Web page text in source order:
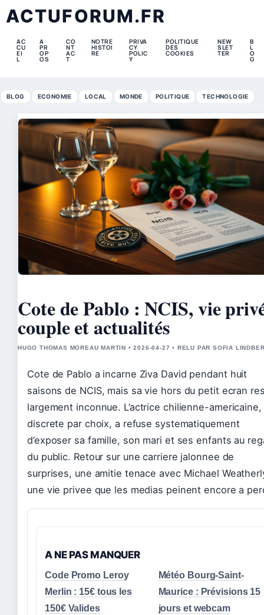
ACTUFORUM.FR
AC
CU
EI
L
A
PR
OP
OS
CO
NT
AC
T
NOTRE
HISTOI
RE
PRIVA
CY
POLIC
Y
POLITIQUE
DES
COOKIES
NEW
SLET
TER
B
L
O
G
BLOG ECONOMIE LOCAL MONDE POLITIQUE TECHNOLOGIE
Cote de Pablo : NCIS, vie
couple et actualités
HUGO THOMAS MOREAU MARTIN • 2026-04-27 • RELU PAR SOFIA
Cote de Pablo a incarne Ziva David pendant huit
saisons de NCIS, mais sa vie hors du petit ecran
largement inconnue. L’actrice chilienne-americaine,
discrete par choix, a refuse systematiquement
d’exposer sa famille, son mari et ses enfants au
du public. Retour sur une carriere jalonnee de
surprises, une amitie tenace avec Michael
une vie privee que les medias peinent encore a
A NE PAS MANQUER
Code Promo Leroy
Merlin : 15€ tous les
150€ Valides
Météo Bourg-Saint-
Maurice : Prévisions 15
jours et webcam